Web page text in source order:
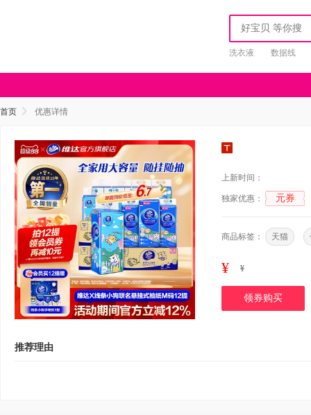
洗衣液 数据线
首页 优惠详情
上新时间：
独家优惠： 元券
商品标签： 天猫
¥ ¥
领券购买
推荐理由